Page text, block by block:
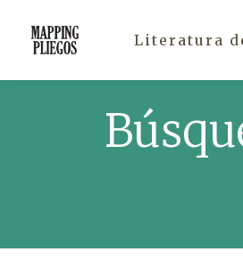
Literatura